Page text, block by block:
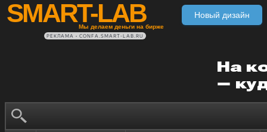
SMART-LAB
Мы делаем деньги на бирже
Новый дизайн
РЕКЛАМА • CONFA.SMART-LAB.RU